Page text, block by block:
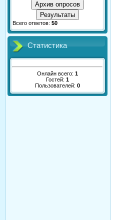
Архив опросов
Результаты
Всего ответов: 50
Статистика
Онлайн всего: 1
Гостей: 1
Пользователей: 0